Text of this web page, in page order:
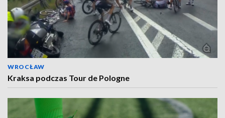
WROCŁAW
Kraksa podczas Tour de Pologne